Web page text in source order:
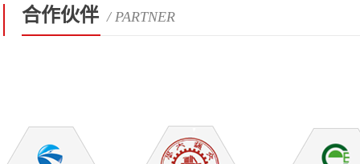
合作伙伴 / PARTNER